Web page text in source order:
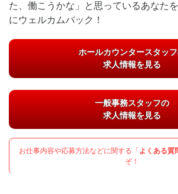
た、働こうかな」と思っているあなた
にウェルカムバック！
ホールカウンタースタッ
求人情報を見る
一般事務スタッフの
求人情報を見る
お仕事内容や応募方法などに関する「 よくある質
ぞ！